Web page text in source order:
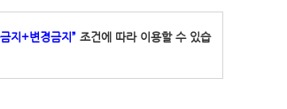
지+변경금지” 조건에 따라 이용할 수 있습